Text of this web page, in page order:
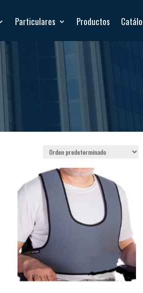
Particulares Productos